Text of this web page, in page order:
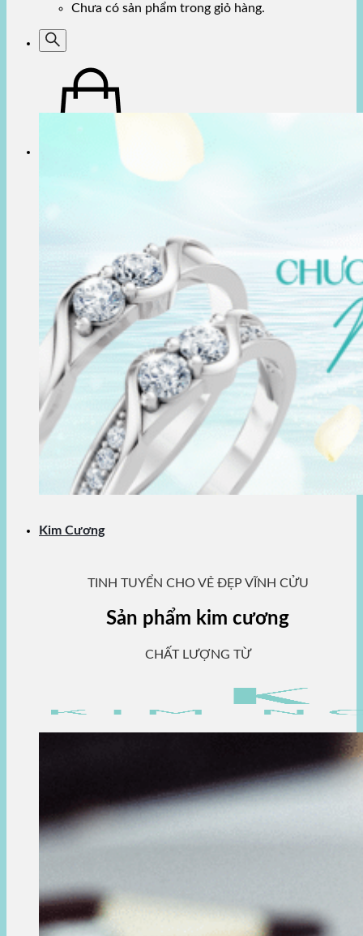
Chưa có sản phẩm trong giỏ hàng.
Kim Cương
TINH TUYỂN CHO VẺ ĐẸP VĨNH CỬU
Sản phẩm kim cương
CHẤT LƯỢNG TỪ